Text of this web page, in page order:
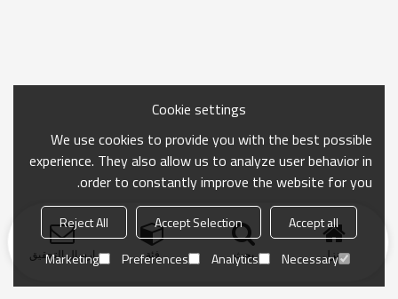
منزل بحث فئة ارسال التحقيق
Cookie settings
We use cookies to provide you with the best possible
experience. They also allow us to analyze user behavior in
order to constantly improve the website for you.
Accept all
Accept Selection
Reject All
Necessary
Analytics
Preferences
Marketing